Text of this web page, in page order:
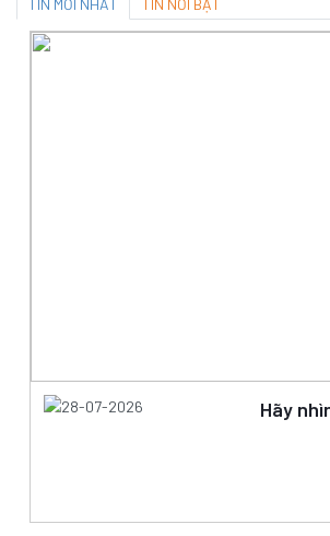
TIN MỚI NHẤT TIN NỔI BẬT
Hãy
28-07-2026